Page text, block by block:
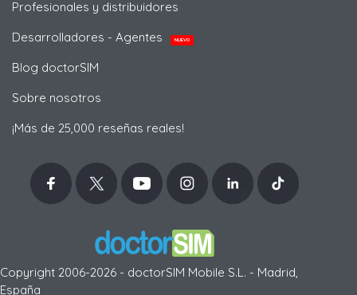
Profesionales y distribuidores
Desarrolladores - Agentes
NUEVO
Blog doctorSIM
Sobre nosotros
¡Más de 25,000 reseñas reales!
Copyright 2006-2026 - doctorSIM Mobile S.L. - Madrid,
España